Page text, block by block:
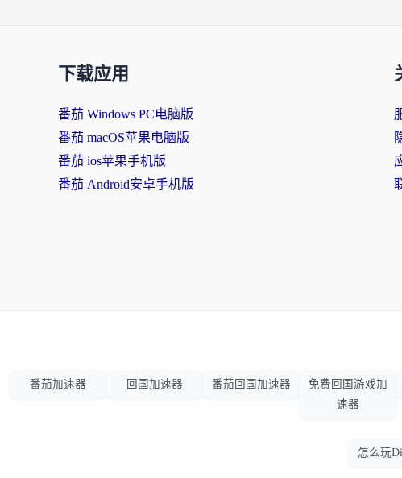
下载应用
番茄 Windows PC电脑版
番茄 macOS苹果电脑版
番茄 ios苹果手机版
番茄 Android安卓手机版
番茄加速器 回国加速器 番茄回国加速器
免费回国游戏加
速器
怎么玩